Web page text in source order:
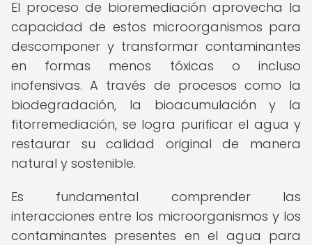
El proceso de bioremediación aprovecha la
capacidad de estos microorganismos para
descomponer y transformar contaminantes
en formas menos tóxicas o incluso
inofensivas. A través de procesos como la
biodegradación, la bioacumulación y la
fitorremediación, se logra purificar el agua y
restaurar su calidad original de manera
natural y sostenible.
Es fundamental comprender las
interacciones entre los microorganismos y los
contaminantes presentes en el agua para